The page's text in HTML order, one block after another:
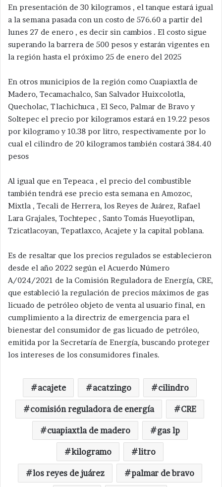
En presentación de 30 kilogramos , el tanque estará igual
a la semana pasada con un costo de 576.60 a partir del
lunes 27 de enero , es decir sin cambios . El costo sigue
superando la barrera de 500 pesos y estarán vigentes en
la región hasta el próximo 25 de enero del 2025
En otros municipios de la región como Cuapiaxtla de
Madero, Tecamachalco, San Salvador Huixcolotla,
Quecholac, Tlachichuca , El Seco, Palmar de Bravo y
Soltepec el precio por kilogramos estará en 19.22 pesos
por kilogramo y 10.38 por litro, respectivamente por lo
cual el cilindro de 20 kilogramos también costará 384.40
pesos
Al igual que en Tepeaca , el precio del combustible
también tendrá ese precio esta semana en Amozoc,
Mixtla , Tecali de Herrera, los Reyes de Juárez, Rafael
Lara Grajales, Tochtepec , Santo Tomás Hueyotlipan,
Tzicatlacoyan, Tepatlaxco, Acajete y la capital poblana.
Es de resaltar que los precios regulados se establecieron
desde el año 2022 según el Acuerdo Número
A/024/2021 de la Comisión Reguladora de Energía, CRE,
que estableció la regulación de precios máximos de gas
licuado de petróleo objeto de venta al usuario final, en
cumplimiento a la directriz de emergencia para el
bienestar del consumidor de gas licuado de petróleo,
emitida por la Secretaría de Energía, buscando proteger
los intereses de los consumidores finales.
acajete acatzingo cilindro
comisión reguladora de energía CRE
cuapiaxtla de madero gas lp
kilogramo litro
los reyes de juárez palmar de bravo